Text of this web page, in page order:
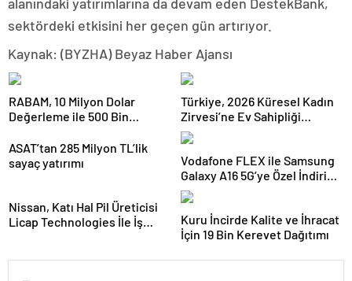
sektördeki etkisini her geçen gün artırıyor.
Kaynak: (BYZHA) Beyaz Haber Ajansı
RABAM, 10 Milyon Dolar
Değerleme ile 500 Bin
Türkiye, 2026 Küresel Kadın
Zirvesi’ne Ev Sahipliği
Yapacak
ASAT’tan 285 Milyon TL’lik
sayaç yatırımı
Vodafone FLEX ile Samsung
Galaxy A16 5G’ye Özel İndirim
ve İnternet Hediyesi
Nissan, Katı Hal Pil Üreticisi
Licap Technologies İle İş
Kuru İncirde Kalite ve İhracat
İçin 19 Bin Kerevet Dağıtımı